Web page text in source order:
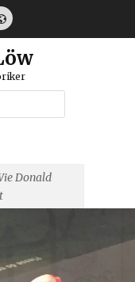
Webseite
Donald